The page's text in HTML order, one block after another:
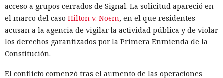
Las herramientas de IA gradualmente dejan de ser para los
acceso a grupos cerrados de Signal. La solicitud apareció en
el marco del caso Hilton v. Noem, en el que residentes
acusan a la agencia de vigilar la actividad pública y de violar
los derechos garantizados por la Primera Enmienda de la
Constitución.
El conflicto comenzó tras el aumento de las operaciones